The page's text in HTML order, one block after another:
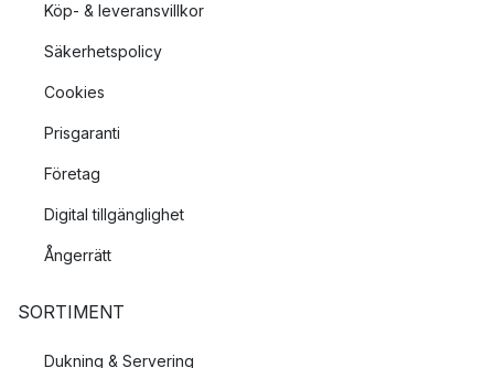
Köp- & leveransvillkor
Säkerhetspolicy
Cookies
Prisgaranti
Företag
Digital tillgänglighet
Ångerrätt
SORTIMENT
Dukning & Servering